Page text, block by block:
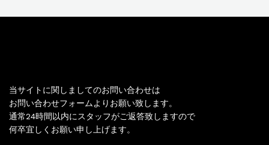
当サイトに関しましてのお問い合わせは
お問い合わせフォームよりお願い致します。
通常24時間以内にスタッフがご返答致しますので
何卒宜しくお願い申し上げます。